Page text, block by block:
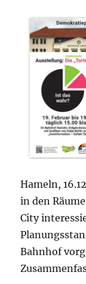
Hameln,
in den
City
Bahnhof